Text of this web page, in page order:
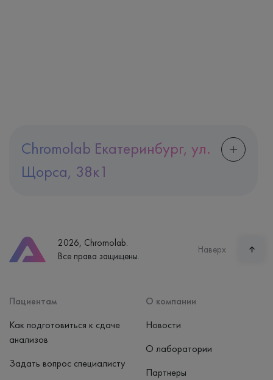
Chromolab Екатеринбург, ул.
Щорса, 38к1
Часы работы
пн-вс: 7:30-15:00
2026, Chromolab.
Все права защищены.
Наверх
Пациентам
Как подготовиться к сдаче
анализов
Задать вопрос специалисту
О компании
Новости
О лаборатории
Партнеры